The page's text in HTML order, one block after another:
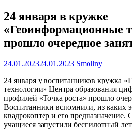
24 января в кружке
«Геоинформационные
прошло очередное
24.01.202324.01.2023 Smollny
24 января у воспитанников кружка
технологии» Центра образования
профилей «Точка роста» прошло
Воспитанники вспомнили, из каких
квадрокоптер и его
учащиеся запустили беспилотный